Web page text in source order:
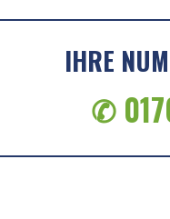
IHRE
✆